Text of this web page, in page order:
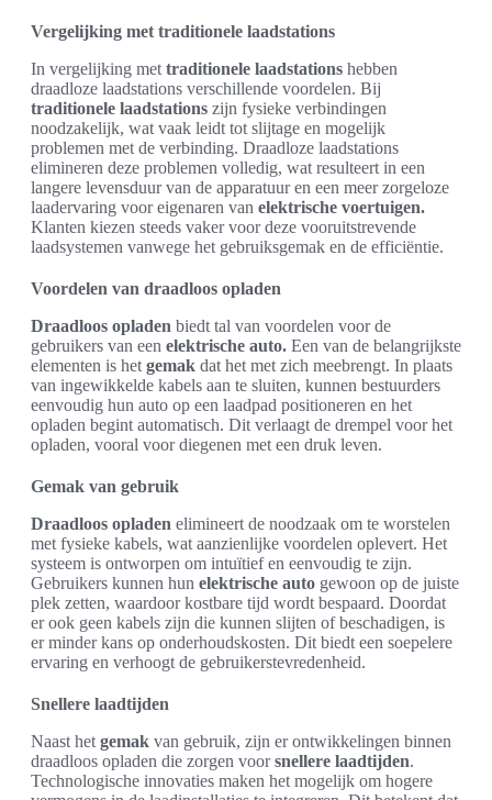
Vergelijking met traditionele laadstations
In vergelijking met traditionele laadstations hebben
draadloze laadstations verschillende voordelen. Bij
traditionele laadstations zijn fysieke verbindingen
noodzakelijk, wat vaak leidt tot slijtage en mogelijk
problemen met de verbinding. Draadloze laadstations
elimineren deze problemen volledig, wat resulteert in een
langere levensduur van de apparatuur en een meer zorgeloze
laadervaring voor eigenaren van elektrische voertuigen.
Klanten kiezen steeds vaker voor deze vooruitstrevende
laadsystemen vanwege het gebruiksgemak en de efficiëntie.
Voordelen van draadloos opladen
Draadloos opladen biedt tal van voordelen voor de
gebruikers van een elektrische auto. Een van de belangrijkste
elementen is het gemak dat het met zich meebrengt. In plaats
van ingewikkelde kabels aan te sluiten, kunnen bestuurders
eenvoudig hun auto op een laadpad positioneren en het
opladen begint automatisch. Dit verlaagt de drempel voor het
opladen, vooral voor diegenen met een druk leven.
Gemak van gebruik
Draadloos opladen elimineert de noodzaak om te worstelen
met fysieke kabels, wat aanzienlijke voordelen oplevert. Het
systeem is ontworpen om intuïtief en eenvoudig te zijn.
Gebruikers kunnen hun elektrische auto gewoon op de juiste
plek zetten, waardoor kostbare tijd wordt bespaard. Doordat
er ook geen kabels zijn die kunnen slijten of beschadigen, is
er minder kans op onderhoudskosten. Dit biedt een soepelere
ervaring en verhoogt de gebruikerstevredenheid.
Snellere laadtijden
Naast het gemak van gebruik, zijn er ontwikkelingen binnen
draadloos opladen die zorgen voorsnellere laadtijden.
Technologische innovaties maken het mogelijk om hogere